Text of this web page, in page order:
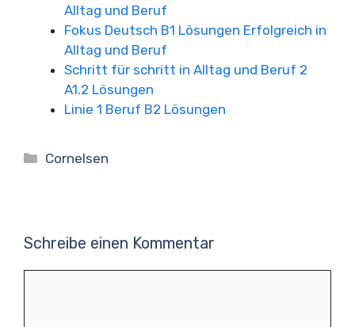
Alltag und Beruf
Fokus Deutsch B1 Lösungen Erfolgreich in
Alltag und Beruf
Schritt für schritt in Alltag und Beruf 2
A1.2 Lösungen
Linie 1 Beruf B2 Lösungen
Kategorien
Cornelsen
Schreibe einen Kommentar